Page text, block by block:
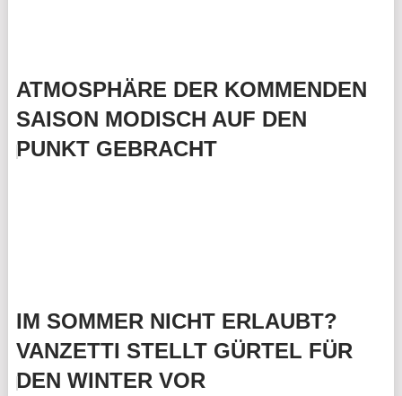
ATMOSPHÄRE DER KOMMENDEN
SAISON MODISCH AUF DEN
PUNKT GEBRACHT
IM SOMMER NICHT ERLAUBT?
VANZETTI STELLT GÜRTEL FÜR
DEN WINTER VOR